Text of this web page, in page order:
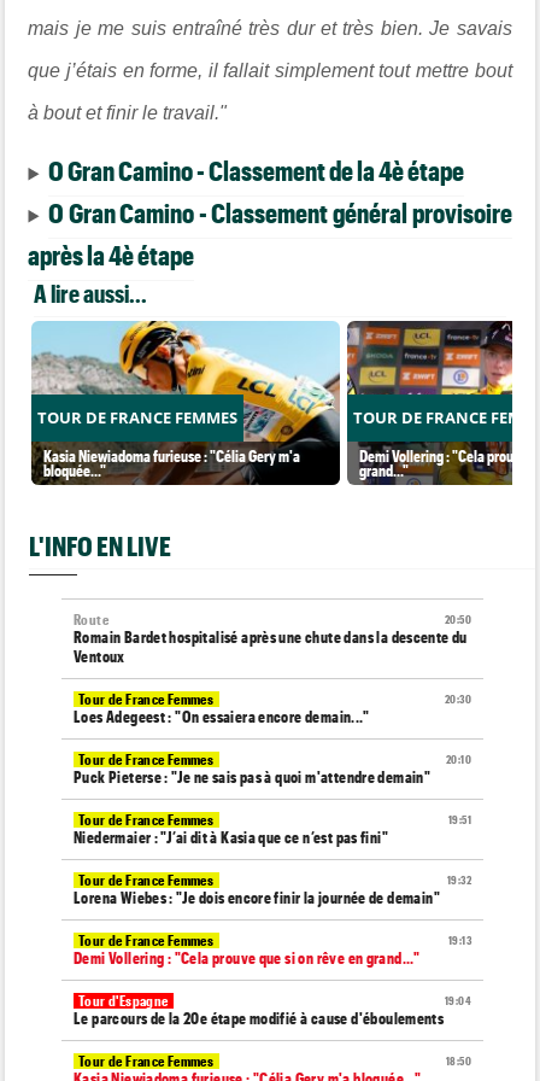
mais je me suis entraîné très dur et très bien. Je savais
que j’étais en forme, il fallait simplement tout mettre bout
à bout et finir le travail."
O Gran Camino - Classement de la 4è étape
O Gran Camino - Classement général provisoire
après la 4è étape
A lire aussi...
TOUR DE FRANCE FEMMES
Kasia Niewiadoma furieuse : "Célia Gery m'a
bloquée..."
TOUR DE FRANCE
Demi Vollering : "Cela prouve
grand..."
L'INFO EN LIVE
20:50
Route
Romain Bardet hospitalisé après une chute dans la descente du
Ventoux
20:30
Tour de France Femmes
Loes Adegeest : "On essaiera encore demain..."
20:10
Tour de France Femmes
Puck Pieterse : "Je ne sais pas à quoi m'attendre demain"
19:51
Tour de France Femmes
Niedermaier : "J’ai dit à Kasia que ce n’est pas fini"
19:32
Tour de France Femmes
Lorena Wiebes : "Je dois encore finir la journée de demain"
19:13
Tour de France Femmes
Demi Vollering : "Cela prouve que si on rêve en grand..."
19:04
Tour d'Espagne
Le parcours de la 20e étape modifié à cause d'éboulements
18:50
Tour de France Femmes